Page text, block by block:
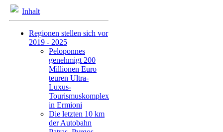
Inhalt
Regionen stellen sich vor
2019 - 2025
Peloponnes
genehmigt 200
Millionen Euro
teuren Ultra-
Luxus-
Tourismuskomplex
in Ermioni
Die letzten 10 km
der Autobahn